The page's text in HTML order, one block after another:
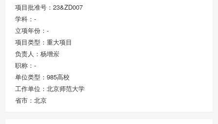
项目批准号：23&ZD007
学科：-
立项年份：-
项目类型：重大项目
负责人：杨增岽
职称：-
单位类型：985高校
工作单位：北京师范大学
省市：北京